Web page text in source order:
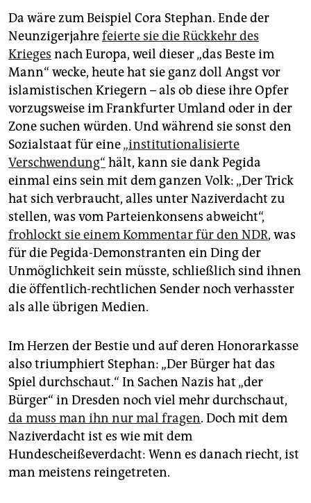
Da wäre zum Beispiel Cora Stephan. Ende der
Neunzigerjahrefeierte sie die Rückkehr des
Krieges nach Europa, weil dieser „das Beste im
Mann“ wecke, heute hat sie ganz doll Angst vor
islamistischen Kriegern – als ob diese ihre Opfer
vorzugsweise im Frankfurter Umland oder in der
Zone suchen würden. Und während sie sonst den
Sozialstaat für eine„institutionalisierte
Verschwendung“ hält, kann sie dank Pegida
einmal eins sein mit dem ganzen Volk: „Der Trick
hat sich verbraucht, alles unter Naziverdacht zu
stellen, was vom Parteienkonsens abweicht“,
frohlockt sie einem Kommentar für den NDR, was
für die Pegida-Demonstranten ein Ding der
Unmöglichkeit sein müsste, schließlich sind ihnen
die öffentlich-rechtlichen Sender noch verhasster
als alle übrigen Medien.
Im Herzen der Bestie und auf deren Honorarkasse
also triumphiert Stephan: „Der Bürger hat das
Spiel durchschaut.“ In Sachen Nazis hat „der
Bürger“ in Dresden noch viel mehr durchschaut,
da muss man ihn nur mal fragen. Doch mit dem
Naziverdacht ist es wie mit dem
Hundescheißeverdacht: Wenn es danach riecht, ist
man meistens reingetreten.